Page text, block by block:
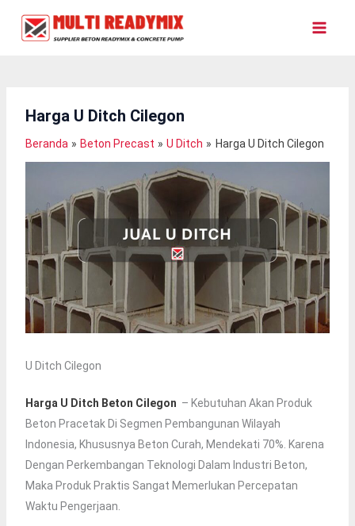
Harga U Ditch Cilegon
Beranda Beton Precast U Ditch Harga U Ditch Cilegon
U Ditch Cilegon
Harga U Ditch Beton Cilegon – Kebutuhan Akan Produk
Beton Pracetak Di Segmen Pembangunan Wilayah
Indonesia, Khususnya Beton Curah, Mendekati 70%. Karena
Dengan Perkembangan Teknologi Dalam Industri Beton,
Maka Produk Praktis Sangat Memerlukan Percepatan
Waktu Pengerjaan.